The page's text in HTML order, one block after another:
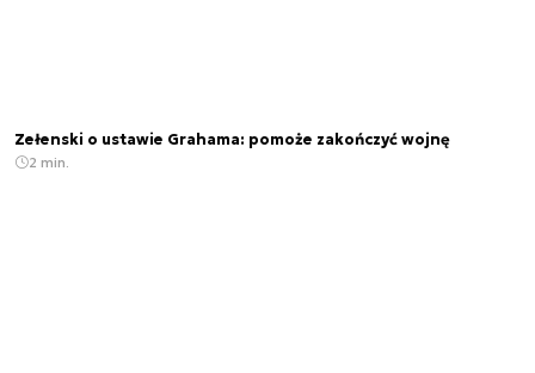
Zełenski o ustawie Grahama: pomoże zakończyć wojnę
2 min.